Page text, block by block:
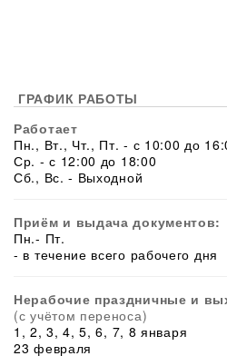
ГРАФИК РАБОТЫ
Работает
Пн., Вт., Чт., Пт. - с 10:00 до
Ср. - с 12:00 до 18:00
Сб., Вс. - Выходной
Приём и выдача документов:
Пн.- Пт.
- в течение всего рабочего дня
Нерабочие праздничные и
(с учётом переноса)
1, 2, 3, 4, 5, 6, 7, 8 января
23 февраля